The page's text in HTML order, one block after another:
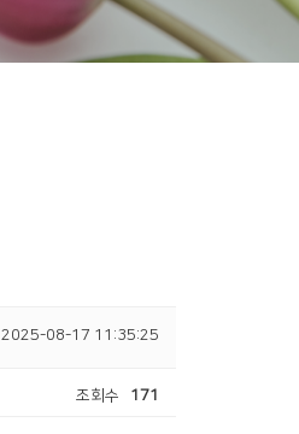
2025-08-17 11:35:25
조회수 171